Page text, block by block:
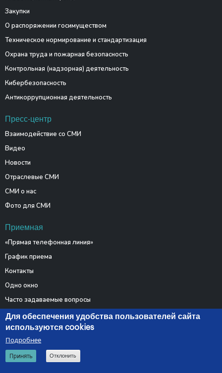
Закупки
О распоряжении госимуществом
Техническое нормирование и стандартизация
Охрана труда и пожарная безопасность
Контрольная (надзорная) деятельность
Кибербезопасность
Антикоррупционная деятельность
Пресс-центр
Взаимодействие со СМИ
Видео
Новости
Отраслевые СМИ
СМИ о нас
Фото для СМИ
Приемная
«Прямая телефонная линия»
График приема
Контакты
Одно окно
Часто задаваемые вопросы
Электронные обращения
© 2026 Министерство связи и информатизации Республики
Для обеспечения удобства пользователей сайта
используются cookies
Подробнее
Принять Отклонить